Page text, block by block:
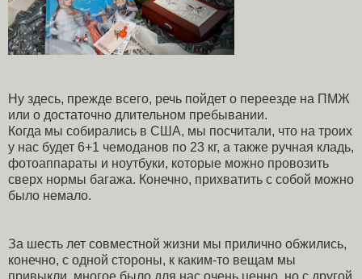
Ну здесь, прежде всего, речь пойдет о переезде на ПМЖ
или о достаточно длительном пребывании.
Когда мы собирались в США, мы посчитали, что на троих
у нас будет 6+1 чемоданов по 23 кг, а также ручная кладь,
фотоаппараты и ноутбуки, которые можно провозить
сверх нормы багажа. Конечно, прихватить с собой можно
было немало.
За шесть лет совместной жизни мы прилично обжились,
конечно, с одной стороны, к каким-то вещам мы
привыкли, многое было для нас очень ценно, но с другой